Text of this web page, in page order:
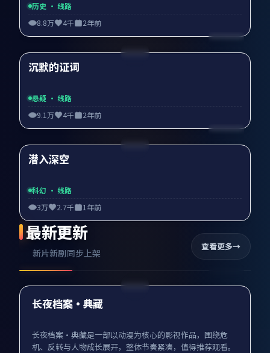
历史 · 线路
8.8万
4千 2年前
精选
99:52
沉默的证词
悬疑 · 线路
9.1万
4千 2年前
精选
99:41
潜入深空
科幻 · 线路
3万
2.7千 1年前
最新更新
新片新剧同步上架
查看更多
最新
长夜档案·典藏
长夜档案·典藏是一部以动漫为核心的影视作品，围绕危
机、反转与人物成长展开，整体节奏紧凑，值得推荐观看。